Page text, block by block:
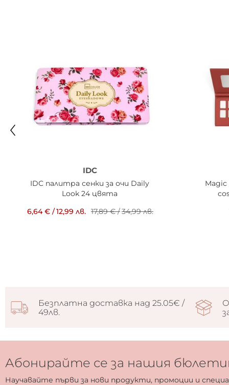
IDC
IDC палитра сенки за очи Daily
Look 24 цвята
6,64 € /12,99 лв. 17,89 €/34,99 лв.
Безплатна доставка над 25.05€ /
49лв.
Абонирайте се за нашия
Научавайте първи за нови продукти, промоции и